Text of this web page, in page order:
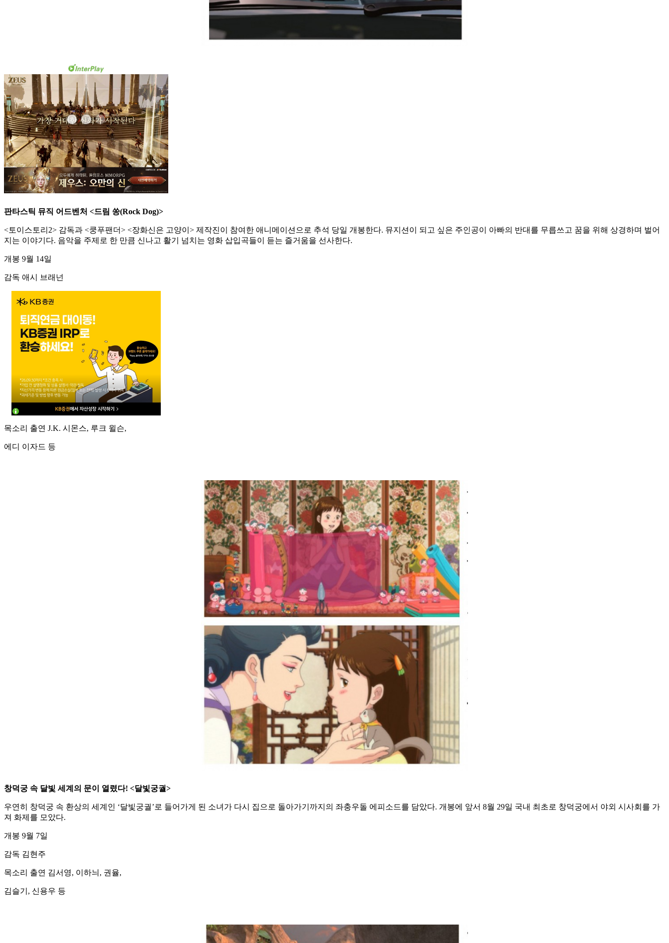
판타스틱 뮤직 어드벤처 <드림 쏭(Rock Dog)>
<토이스토리2> 감독과 <쿵푸팬더> <장화신은 고양이> 제작진이 참여한 애니메이션으로 추석 당일 개봉한다. 뮤지션이 되고 싶은 주인공이 아빠의 반대를 무릅쓰고 꿈을 위해 상경하며 벌어
지는 이야기다. 음악을 주제로 한 만큼 신나고 활기 넘치는 영화 삽입곡들이 듣는 즐거움을 선사한다.
개봉 9월 14일
감독 애시 브래넌
목소리 출연 J.K. 시몬스, 루크 윌슨,
에디 이자드 등
창덕궁 속 달빛 세계의 문이 열렸다! <달빛궁궐>
우연히 창덕궁 속 환상의 세계인 ‘달빛궁궐’로 들어가게 된 소녀가 다시 집으로 돌아가기까지의 좌충우돌 에피소드를 담았다. 개봉에 앞서 8월 29일 국내 최초로 창덕궁에서 야외 시사회를 가
져 화제를 모았다.
개봉 9월 7일
감독 김현주
목소리 출연 김서영, 이하늬, 권율,
김슬기, 신용우 등